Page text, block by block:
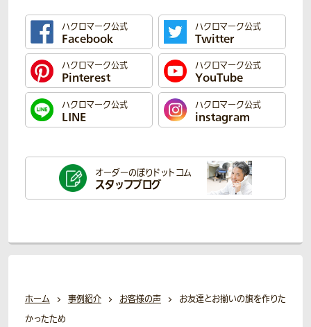
ハクロマーク公式
Facebook
ハクロマーク公式
Twitter
ハクロマーク公式
Pinterest
ハクロマーク公式
YouTube
ハクロマーク公式
LINE
ハクロマーク公式
instagram
オーダーのぼりドットコム
スタッフブログ
ホーム 事例紹介 お客様の声
お友達とお揃いの旗を作りた
かったため